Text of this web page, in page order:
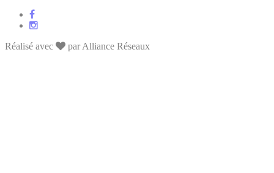
Réalisé avec par Alliance Réseaux